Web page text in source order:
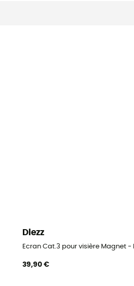
Diezz
Ecran Cat.3 pour visière Magnet -
39,90 €